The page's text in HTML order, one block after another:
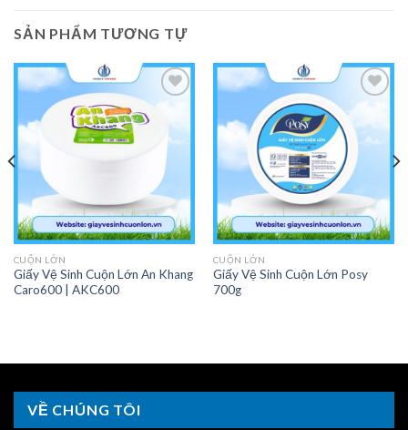
SẢN PHẨM TƯƠNG TỰ
Add to
Wishlist
CUỘN LỚN
Giấy Vệ Sinh Cuộn Lớn An Khang
Caro600 | AKC600
Add to
Wishlist
CUỘN LỚN
Giấy Vệ Sinh Cuộn Lớn Posy
700g
VỀ CHÚNG TÔI